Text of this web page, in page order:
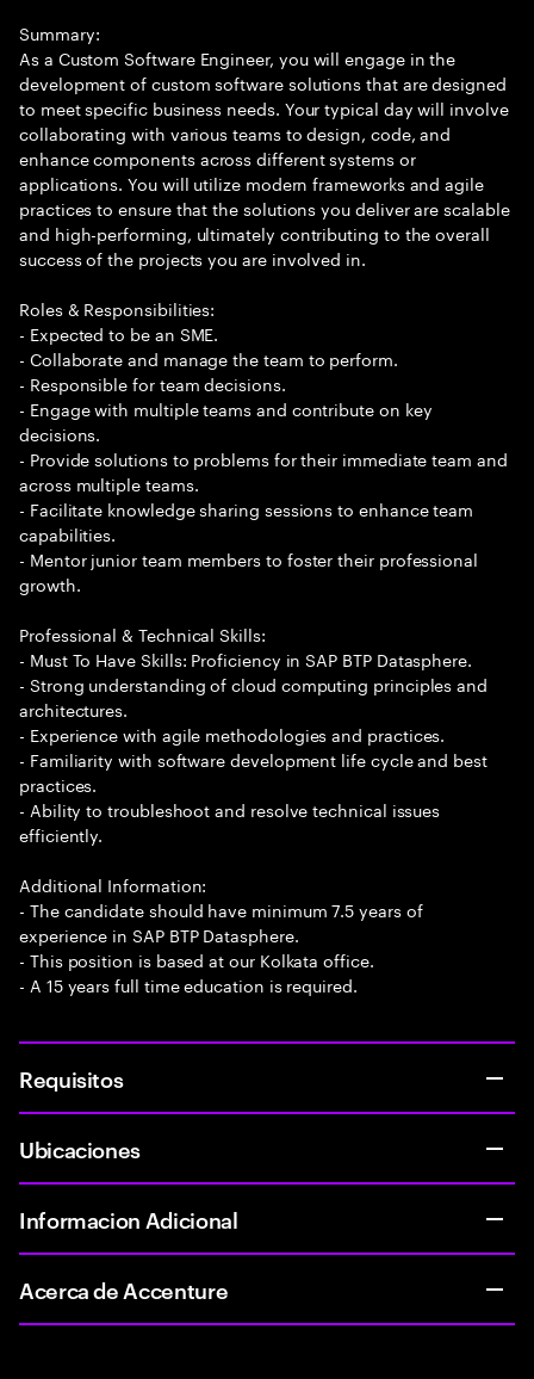
Summary:
As a Custom Software Engineer, you will engage in the
development of custom software solutions that are designed
to meet specific business needs. Your typical day will involve
collaborating with various teams to design, code, and
enhance components across different systems or
applications. You will utilize modern frameworks and agile
practices to ensure that the solutions you deliver are scalable
and high-performing, ultimately contributing to the overall
success of the projects you are involved in.
Roles & Responsibilities:
- Expected to be an SME.
- Collaborate and manage the team to perform.
- Responsible for team decisions.
- Engage with multiple teams and contribute on key
decisions.
- Provide solutions to problems for their immediate team and
across multiple teams.
- Facilitate knowledge sharing sessions to enhance team
capabilities.
- Mentor junior team members to foster their professional
growth.
Professional & Technical Skills:
- Must To Have Skills: Proficiency in SAP BTP Datasphere.
- Strong understanding of cloud computing principles and
architectures.
- Experience with agile methodologies and practices.
- Familiarity with software development life cycle and best
practices.
- Ability to troubleshoot and resolve technical issues
efficiently.
Additional Information:
- The candidate should have minimum 7.5 years of
experience in SAP BTP Datasphere.
- This position is based at our Kolkata office.
- A 15 years full time education is required.
Requisitos
Ubicaciones
Informacion Adicional
Acerca de Accenture